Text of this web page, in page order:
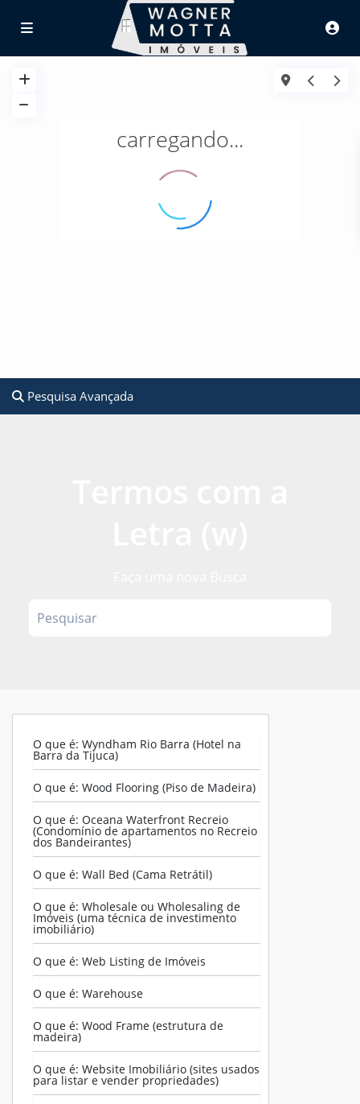
carregando...
Pesquisa Avançada
O que é: Wyndham Rio Barra (Hotel na
Barra da Tijuca)
O que é: Wood Flooring (Piso de Madeira)
O que é: Oceana Waterfront Recreio
(Condomínio de apartamentos no Recreio
dos Bandeirantes)
O que é: Wall Bed (Cama Retrátil)
O que é: Wholesale ou Wholesaling de
Imóveis (uma técnica de investimento
imobiliário)
O que é: Web Listing de Imóveis
O que é: Warehouse
O que é: Wood Frame (estrutura de
madeira)
O que é: Website Imobiliário (sites usados
para listar e vender propriedades)